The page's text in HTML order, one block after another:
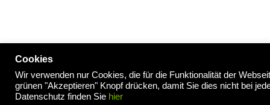
Impressum/Datenschutzerklärung
Cookies
Wir verwenden nur Cookies, die für die Funktionalität der
grünen "Akzeptieren" Knopf drücken, damit Sie dies nicht bei
Datenschutz finden Sie hier